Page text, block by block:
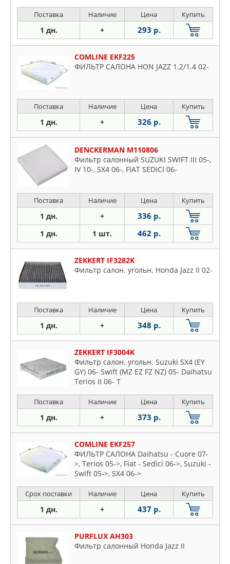
Поставка Наличие Цена Купить
1 дн. + 293 р.
COMLINE EKF225
ФИЛЬТР САЛОНА HON JAZZ 1.2/1.4 02-
Поставка Наличие Цена Купить
1 дн. + 326 р.
DENCKERMAN M110806
Фильтр салонный SUZUKI SWIFT III 05-,
IV 10-, SX4 06-, FIAT SEDICI 06-
Поставка Наличие Цена Купить
1 дн. + 336 р.
1 дн. 1 шт. 462 р.
ZEKKERT IF3282K
Фильтр салон. угольн. Honda Jazz II 02-
Поставка Наличие Цена Купить
1 дн. + 348 р.
ZEKKERT IF3004K
Фильтр салон. угольн. Suzuki SX4 (EY
GY) 06- Swift (MZ EZ FZ NZ) 05- Daihatsu
Terios II 06- T
Поставка Наличие Цена Купить
1 дн. + 373 р.
COMLINE EKF257
ФИЛЬТР САЛОНА Daihatsu - Cuore 07-
>, Terios 05->, Fiat - Sedici 06->, Suzuki -
Swift 05->, SX4 06->
Срок поставки Наличие Цена Купить
1 дн. + 437 р.
PURFLUX AH303
Фильтр салонный Honda Jazz II